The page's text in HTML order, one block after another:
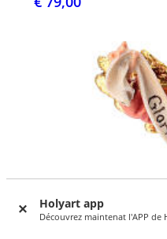
Holyart app
Découvrez maintenat l'APP de